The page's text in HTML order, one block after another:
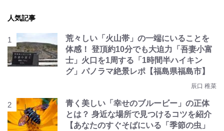
人気記事
荒々しい「火山帯」の一端にいることを
体感！ 登頂約10分でも大迫力「吾妻小富
士」火口を1周する「1時間半ハイキン
グ」パノラマ絶景レポ【福島県福島市】
辰口 稚菜
青く美しい「幸せのブルービー」の正体
とは？ 身近な場所で見つけるコツを紹介
【あなたのすぐそばにいる「季節の虫」